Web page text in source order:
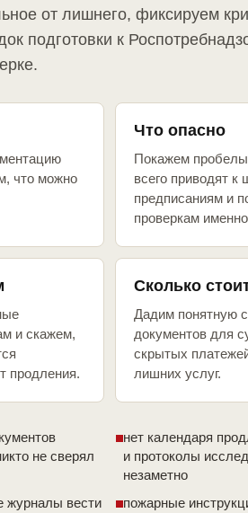
от лишнего, фиксируем
подготовки к
что можно
Что опасно
Покажем
всего приводят к
предписаниям и
проверкам
и скажем,
продления.
Сколько
Дадим понятную
документов для
скрытых
лишних услуг.
не сверял
нет календаря
и протоколы
незаметно
журналы вести
пожарные